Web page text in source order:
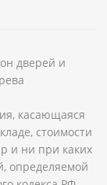
дверей и
касающаяся
стоимости
и ни при каких
определяемой